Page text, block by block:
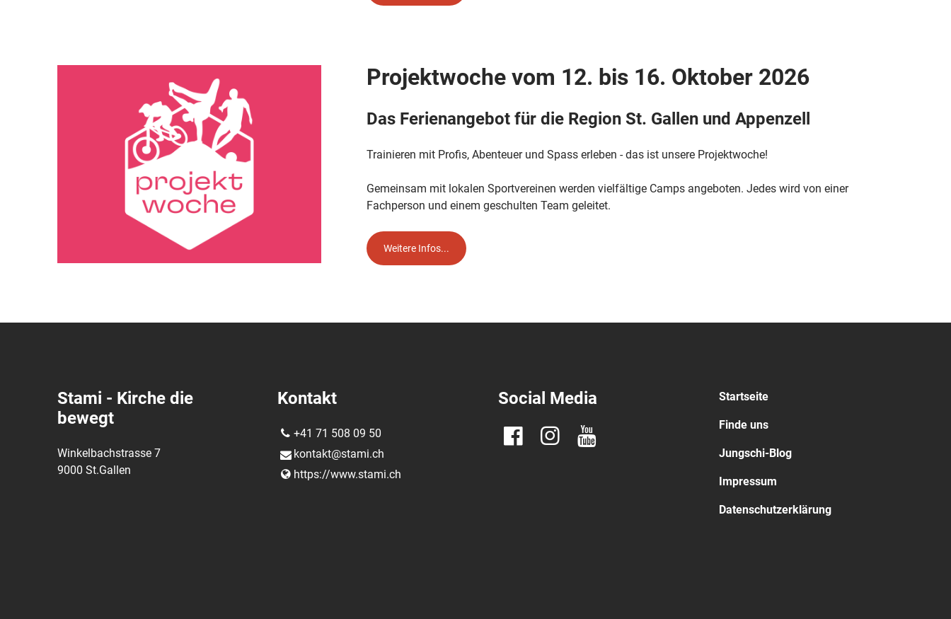
Projektwoche vom 12. bis 16. Oktober 2026
Das Ferienangebot für die Region St. Gallen und Appenzell
Trainieren mit Profis, Abenteuer und Spass erleben - das ist unsere Projektwoche!
Gemeinsam mit lokalen Sportvereinen werden vielfältige Camps angeboten. Jedes wird von einer
Fachperson und einem geschulten Team geleitet.
Weitere Infos...
Stami - Kirche die
bewegt
Winkelbachstrasse 7
9000 St.Gallen
Kontakt
+41 71 508 09 50
kontakt@​stami.​ch
https://www.​stami.​ch
Social Media Startseite
Finde uns
Jungschi-Blog
Impressum
Datenschutzerklärung